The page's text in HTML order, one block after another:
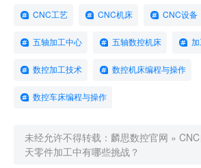
CNC工艺 CNC机床 CNC设备
五轴加工中心 五轴数控机床
数控加工技术 数控机床编程与操作
数控车床编程与操作
未经允许不得转载： 麟思数控官网 »
天零件加工中有哪些挑战？